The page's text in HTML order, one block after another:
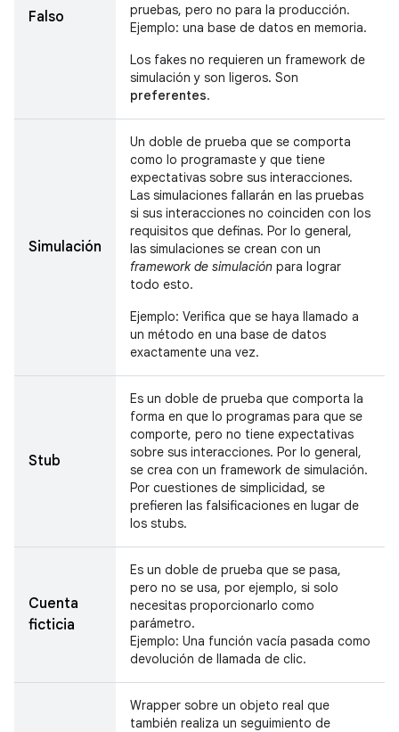
Falso
pruebas, pero no para la producción.
Ejemplo: una base de datos en memoria.
Los fakes no requieren un framework de
simulación y son ligeros. Son
preferentes.
Simulación
Un doble de prueba que se comporta
como lo programaste y que tiene
expectativas sobre sus interacciones.
Las simulaciones fallarán en las pruebas
si sus interacciones no coinciden con los
requisitos que definas. Por lo general,
las simulaciones se crean con un
framework de simulación para lograr
todo esto.
Ejemplo: Verifica que se haya llamado a
un método en una base de datos
exactamente una vez.
Stub
Es un doble de prueba que comporta la
forma en que lo programas para que se
comporte, pero no tiene expectativas
sobre sus interacciones. Por lo general,
se crea con un framework de simulación.
Por cuestiones de simplicidad, se
prefieren las falsificaciones en lugar de
los stubs.
Cuenta
ficticia
Es un doble de prueba que se pasa,
pero no se usa, por ejemplo, si solo
necesitas proporcionarlo como
parámetro.
Ejemplo: Una función vacía pasada como
devolución de llamada de clic.
Wrapper sobre un objeto real que
también realiza un seguimiento de